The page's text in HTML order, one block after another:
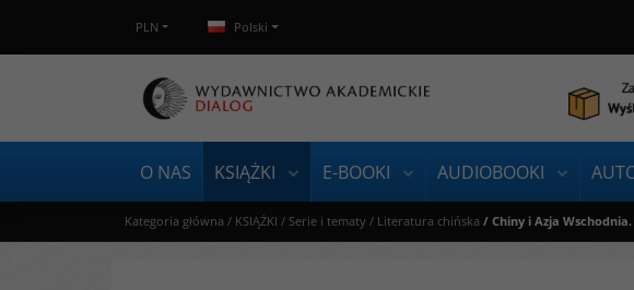
PLN Polski
O NAS KSIĄŻKI E-BOOKI AUDIOBOOKI
Kategoria główna / KSIĄŻKI / Serie i tematy / Literatura chińska / Chiny i Azja